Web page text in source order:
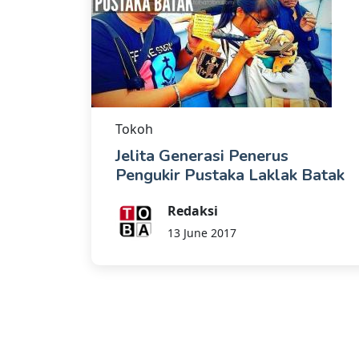
Tokoh
Jelita Generasi Penerus
Pengukir Pustaka Laklak Batak
Redaksi
13 June 2017